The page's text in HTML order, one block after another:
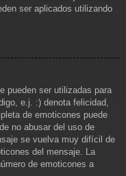
ser aplicados utilizando
pueden ser utilizadas para
e.j. :) denota felicidad,
de emoticones puede
no abusar del uso de
se vuelva muy difícil de
del mensaje. La
de emoticones a